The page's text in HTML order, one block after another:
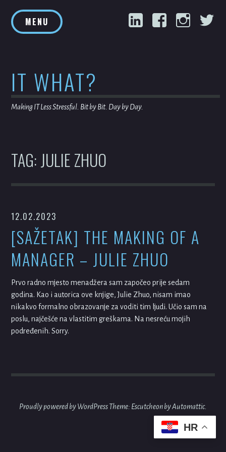
to
content
LinkedInFacebook
MENU
IT WHAT?
Making IT Less Stressful. Bit by Bit. Day by Day.
TAG: JULIE ZHUO
12.02.2023
[SAŽETAK] THE MAKING OF A
MANAGER – JULIE ZHUO
Prvo radno mjesto menadžera sam započeo prije sedam
godina. Kao i autorica ove knjige, Julie Zhuo, nisam imao
nikakvo formalno obrazovanje za voditi tim ljudi. Učio sam na
poslu, najčešće na vlastitim greškama. Na nesreću mojih
podređenih. Sorry.
Proudly powered by WordPressTheme: Escutcheon byAutomattic.
HR